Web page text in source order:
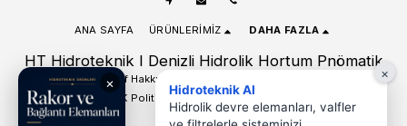
HT Hidroteknik I Denizli Hidrolik Hortum Pnömatik
Telif Hakkı © 2026 Tüm hakları saklıdır
KVKK Politikası ve Aydınlatma Metinleri
ANA SAYFA ÜRÜNLERIMIZ DAHA FAZLA
×
Hidroteknik AI
Hidrolik devre elemanları, valfler